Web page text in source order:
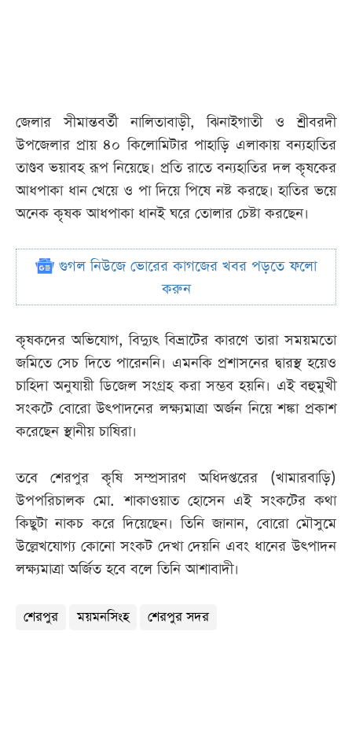
জেলার সীমান্তবর্তী নালিতাবাড়ী, ঝিনাইগাতী ও শ্রীবরদী
উপজেলার প্রায় ৪০ কিলোমিটার পাহাড়ি এলাকায় বন্যহাতির
তাণ্ডব ভয়াবহ রূপ নিয়েছে। প্রতি রাতে বন্যহাতির দল কৃষকের
আধপাকা ধান খেয়ে ও পা দিয়ে পিষে নষ্ট করছে। হাতির ভয়ে
অনেক কৃষক আধপাকা ধানই ঘরে তোলার চেষ্টা করছেন।
গুগল নিউজে ভোরের কাগজের খবর পড়তে ফলো
করুন
কৃষকদের অভিযোগ, বিদ্যুৎ বিভ্রাটের কারণে তারা সময়মতো
জমিতে সেচ দিতে পারেননি। এমনকি প্রশাসনের দ্বারস্থ হয়েও
চাহিদা অনুযায়ী ডিজেল সংগ্রহ করা সম্ভব হয়নি। এই বহুমুখী
সংকটে বোরো উৎপাদনের লক্ষ্যমাত্রা অর্জন নিয়ে শঙ্কা প্রকাশ
করেছেন স্থানীয় চাষিরা।
তবে শেরপুর কৃষি সম্প্রসারণ অধিদপ্তরের (খামারবাড়ি)
উপপরিচালক মো. শাকাওয়াত হোসেন এই সংকটের কথা
কিছুটা নাকচ করে দিয়েছেন। তিনি জানান, বোরো মৌসুমে
উল্লেখযোগ্য কোনো সংকট দেখা দেয়নি এবং ধানের উৎপাদন
লক্ষ্যমাত্রা অর্জিত হবে বলে তিনি আশাবাদী।
শেরপুর ময়মনসিংহ শেরপুর সদর